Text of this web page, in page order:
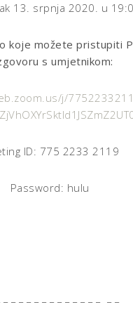
13. srpnja 2020. u
koje možete pristupiti
s umjetnikom:
j/
ID: 775 2233 2119
Password: hulu